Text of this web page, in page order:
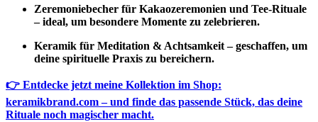
Zeremoniebecher für Kakaozeremonien und Tee-Rituale
– ideal, um besondere Momente zu zelebrieren.
Keramik für Meditation & Achtsamkeit – geschaffen, um
deine spirituelle Praxis zu bereichern.
👉 Entdecke jetzt meine Kollektion im Shop:
keramikbrand.com – und finde das passende Stück, das deine
Rituale noch magischer macht.